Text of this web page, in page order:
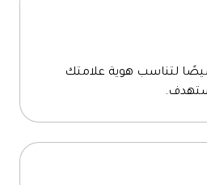
لتناسب هوية علامتك